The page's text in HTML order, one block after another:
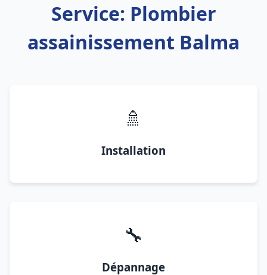
Service: Plombier
assainissement Balma
🚿
Installation
🔧
Dépannage